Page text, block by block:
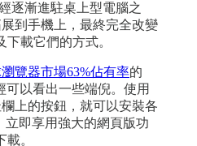
逐漸進駐桌上型電腦之
到手機上，最終完全改變
下載它們的方式。
覽器市場63%佔有率的
可以看出一些端倪。使用
上的按鈕，就可以安裝各
立即享用強大的網頁版功
。